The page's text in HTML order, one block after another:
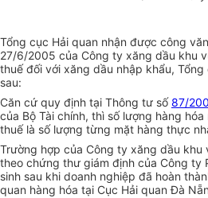
Tổng cục Hải quan nhận được công
27/6/2005 của Công ty xăng dầu khu
thuế đối với xăng dầu nhập khẩu,
sau:
Căn cứ quy định tại Thông tư số87/
của Bộ Tài chính, thì số lượng hàng
thuế là số lượng từng mặt hàng thực
Trường hợp của Công ty xăng dầu khu
theo chứng thư giám định của Công ty
sinh sau khi doanh nghiệp đã hoàn
quan hàng hóa tại Cục Hải quan Đà